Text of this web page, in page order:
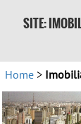
SITE:
Home >